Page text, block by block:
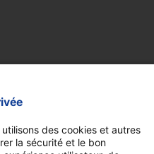
des cookies et autres
la sécurité et le bon